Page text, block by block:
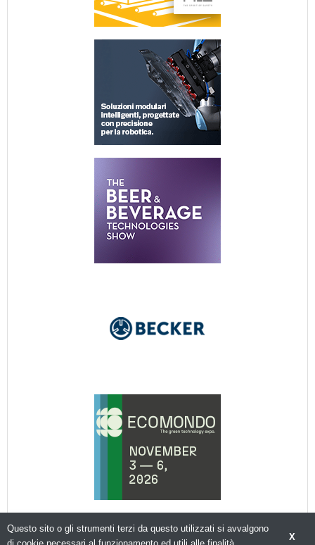
X
Questo sito o gli strumenti terzi da questo utilizzati si avvalgono